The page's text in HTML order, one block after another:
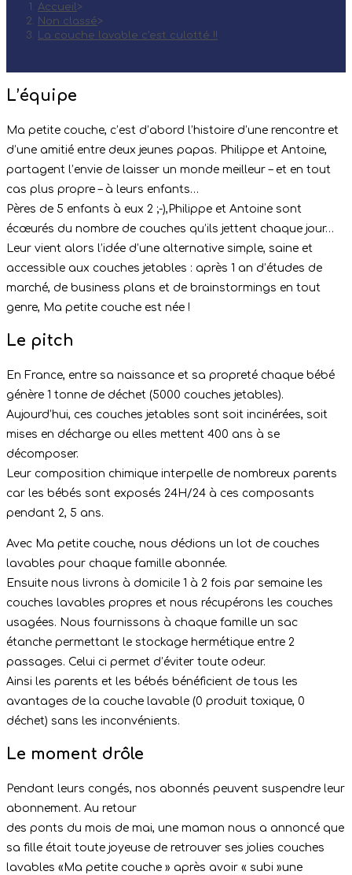
Accueil >
Non classé>
La couche lavable c’est culotté !!
L’équipe
Ma petite couche, c’est d’abord l’histoire d’une rencontre et
d’une amitié entre deux jeunes papas. Philippe et Antoine,
partagent l’envie de laisser un monde meilleur – et en tout
cas plus propre – à leurs enfants…
Pères de 5 enfants à eux 2 ;-),Philippe et Antoine sont
écœurés du nombre de couches qu’ils jettent chaque jour…
Leur vient alors l’idée d’une alternative simple, saine et
accessible aux couches jetables : après 1 an d’études de
marché, de business plans et de brainstormings en tout
genre, Ma petite couche est née !
Le pitch
En France, entre sa naissance et sa propreté chaque bébé
génère 1 tonne de déchet (5000 couches jetables).
Aujourd’hui, ces couches jetables sont soit incinérées, soit
mises en décharge ou elles mettent 400 ans à se
décomposer.
Leur composition chimique interpelle de nombreux parents
car les bébés sont exposés 24H/24 à ces composants
pendant 2, 5 ans.
Avec Ma petite couche, nous dédions un lot de couches
lavables pour chaque famille abonnée.
Ensuite nous livrons à domicile 1 à 2 fois par semaine les
couches lavables propres et nous récupérons les couches
usagées. Nous fournissons à chaque famille un sac
étanche permettant le stockage hermétique entre 2
passages. Celui ci permet d’éviter toute odeur.
Ainsi les parents et les bébés bénéficient de tous les
avantages de la couche lavable (0 produit toxique, 0
déchet) sans les inconvénients.
Le moment drôle
Pendant leurs congés, nos abonnés peuvent suspendre leur
abonnement. Au retour
des ponts du mois de mai, une maman nous a annoncé que
sa fille était toute joyeuse de retrouver ses jolies couches
lavables «Ma petite couche » après avoir « subi »une